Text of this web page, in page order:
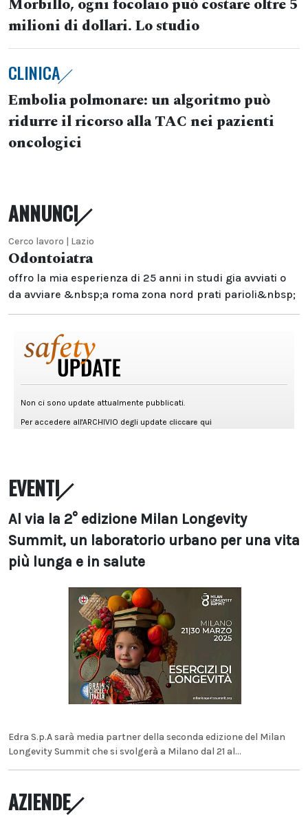
Morbillo, ogni focolaio può costare oltre 5
milioni di dollari. Lo studio
CLINICA
Embolia polmonare: un algoritmo può
ridurre il ricorso alla TAC nei pazienti
oncologici
ANNUNCI
Cerco lavoro | Lazio
Odontoiatra
offro la mia esperienza di 25 anni in studi gia avviati o
da avviare &nbsp;a roma zona nord prati parioli&nbsp;
EVENTI
Al via la 2° edizione Milan Longevity
Summit, un laboratorio urbano per una vita
più lunga e in salute
Edra S.p.A sarà media partner della seconda edizione del Milan
Longevity Summit che si svolgerà a Milano dal 21 al...
AZIENDE